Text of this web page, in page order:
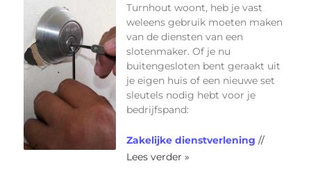
Turnhout woont, heb je vast
weleens gebruik moeten maken
van de diensten van een
slotenmaker. Of je nu
buitengesloten bent geraakt uit
je eigen huis of een nieuwe set
sleutels nodig hebt voor je
bedrijfspand:
Zakelijke dienstverlening //
Lees verder »